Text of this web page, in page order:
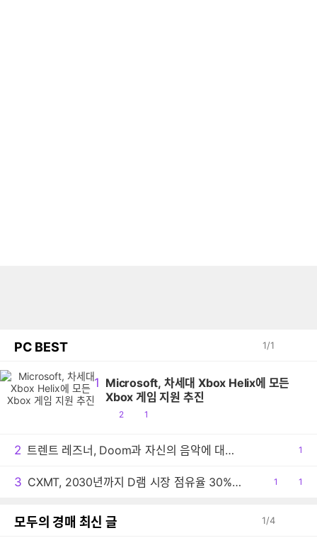
PC BEST 1/1
1 Microsoft, 차세대 Xbox Helix에 모든
Xbox 게임 지원 추진
공
2
댓1
2 트렌트 레즈너, Doom과 자신의 음악에 대한 생각 밝혀
공1
3 CXMT, 2030년까지 D램 시장 점유율 30% 목표
공1
댓1
모두의 경매 최신 글 1/4